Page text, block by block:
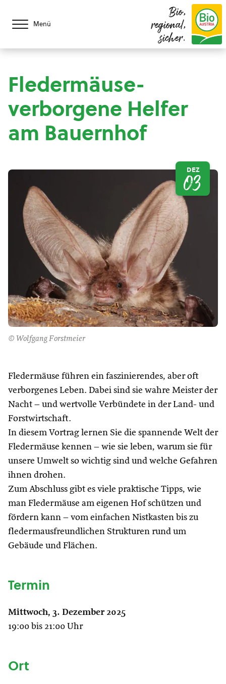
Menü
Bio,
regional,
sicher.
Fledermäuse-
verborgene Helfer
am Bauernhof
© Wolfgang Forstmeier
DEZ
03
Fledermäuse führen ein faszinierendes, aber oft
verborgenes Leben. Dabei sind sie wahre Meister der
Nacht – und wertvolle Verbündete in der Land- und
Forstwirtschaft.
In diesem Vortrag lernen Sie die spannende Welt der
Fledermäuse kennen – wie sie leben, warum sie für
unsere Umwelt so wichtig sind und welche Gefahren
ihnen drohen.
Zum Abschluss gibt es viele praktische Tipps, wie
man Fledermäuse am eigenen Hof schützen und
fördern kann – vom einfachen Nistkasten bis zu
fledermausfreundlichen Strukturen rund um
Gebäude und Flächen.
Termin
Mittwoch, 3. Dezember 2025
19:00 bis 21:00 Uhr
Ort